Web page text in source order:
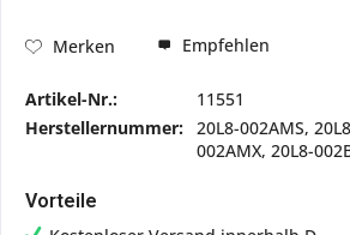
Merken Empfehlen
Artikel-Nr.:
11551
Herstellernummer: 20L8-002AMS,
002AMX, 20L8-
Vorteile